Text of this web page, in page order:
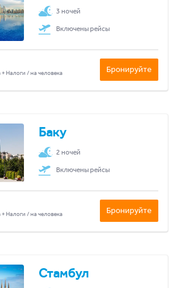
3 ночей
Включены рейсы
Налоги / на человека Бронируйте
Баку
2 ночей
Включены рейсы
Налоги / на человека Бронируйте
Стамбул